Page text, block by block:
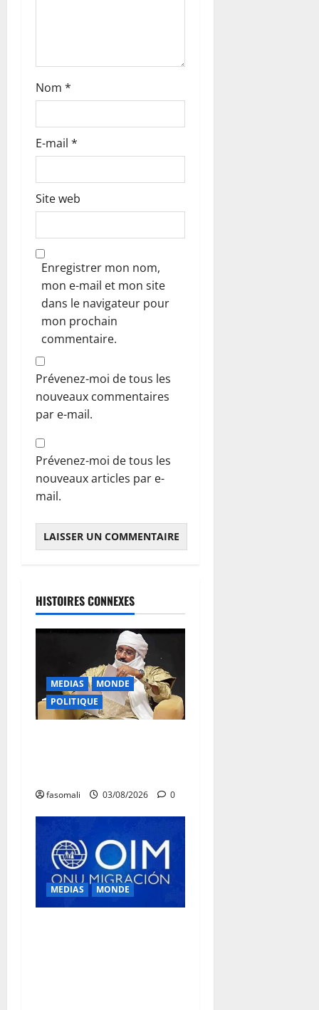
i
c
l
e
Nom *
E-mail *
Site web
Enregistrer mon nom,
mon e-mail et mon site
dans le navigateur pour
mon prochain
commentaire.
Prévenez-moi de tous les
nouveaux commentaires
par e-mail.
Prévenez-moi de tous les
nouveaux articles par e-
mail.
HISTOIRES CONNEXES
MEDIAS
MONDE
POLITIQUE
fasomali 03/08/2026 0
MEDIAS MONDE